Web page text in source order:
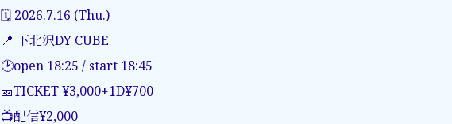
🗓️ 2026.7.16 (Thu.)
📍 下北沢DY CUBE
🕑open 18:25 / start 18:45
🎫TICKET ¥3,000+1D¥700
📺配信¥2,000